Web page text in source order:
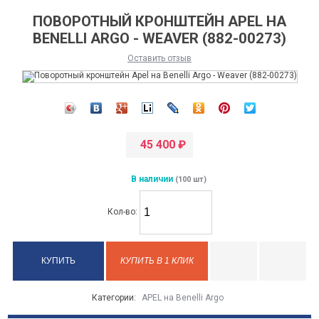
ПОВОРОТНЫЙ КРОНШТЕЙН APEL НА
BENELLI ARGO - WEAVER (882-00273)
Оставить отзыв
45 400 ₽
В наличии (100 шт)
Кол-во:
КУПИТЬ В 1 КЛИК
Категории: APEL на Benelli Argo